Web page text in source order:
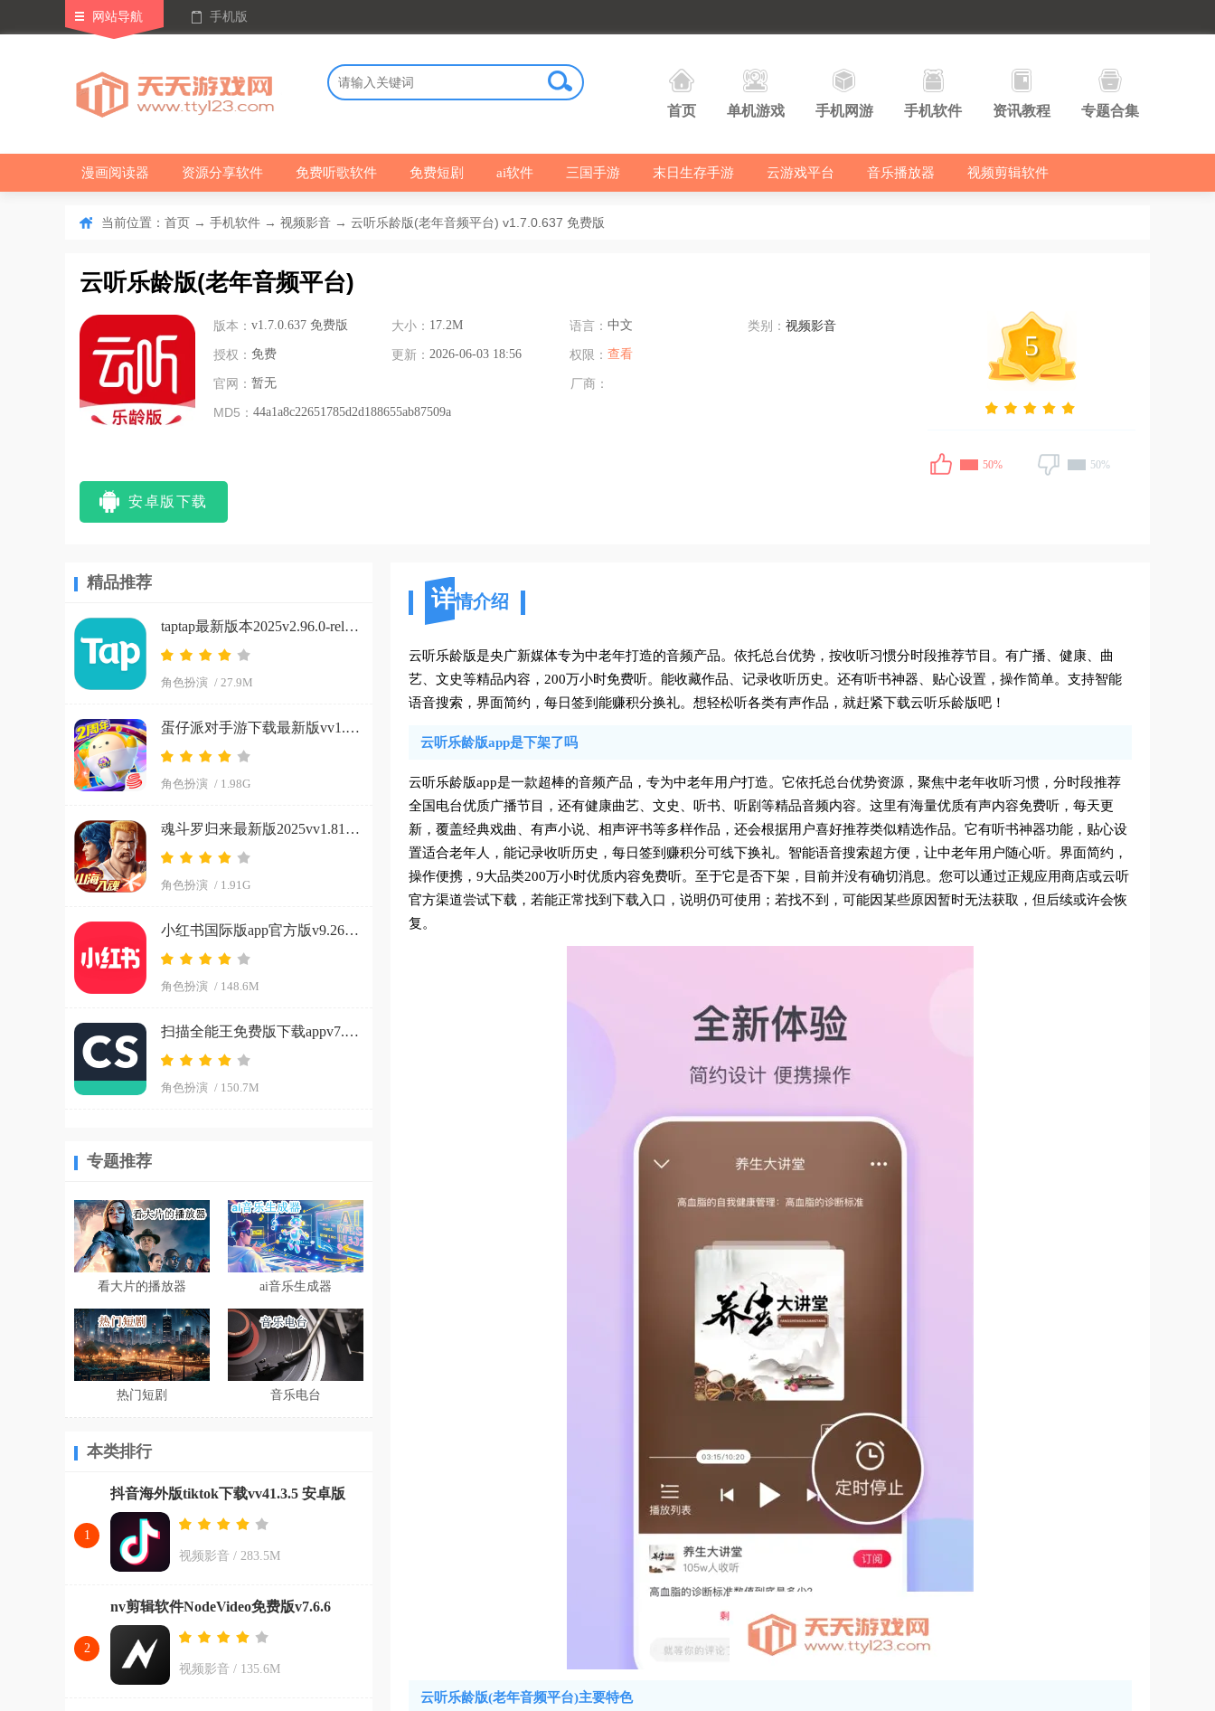
网站导航 手机版
首页 单机游戏 手机网游 手机软件 资讯教程 专题合集
漫画阅读器 资源分享软件 免费听歌软件 免费短剧 ai软件 三国手游 末日生存手游 云游戏平台 音乐播放器 视频剪辑软件
当前位置： 首页 → 手机软件 → 视频影音 → 云听乐龄版(老年音频平台) v1.7.0.637 免费版
云听乐龄版(老年音频平台)
版本： v1.7.0.637 免费版 大小： 17.2M 语言： 中文 类别： 视频影音
授权： 免费 更新： 2026-06-03 18:56 权限： 查看
官网： 暂无
厂商：
MD5： 44a1a8c22651785d2d188655ab87509a
安卓版下载
5
50% 50%
精品推荐
taptap最新版本2025v2.96.0-rel#100200-mkt#100300-rel#100000-rel#100100-mkt#100100-rel#100200-mkt#100100 手机版
角色扮演 / 27.9M
蛋仔派对手游下载最新版vv1.0.266 手机版
角色扮演 / 1.98G
魂斗罗归来最新版2025vv1.81.133.8468 官方正版
角色扮演 / 1.91G
小红书国际版app官方版v9.26.0 官方正版
角色扮演 / 148.6M
扫描全能王免费版下载appv7.15.0.2604020000 安卓版
角色扮演 / 150.7M
专题推荐
看大片的播放器 ai音乐生成器
热门短剧 音乐电台
本类排行
1
抖音海外版tiktok下载vv41.3.5 安卓版
视频影音 / 283.5M
2
nv剪辑软件NodeVideo免费版v7.6.6
视频影音 / 135.6M
详情介绍
云听乐龄版是央广新媒体专为中老年打造的音频产品。依托总台优势，按收听习惯分时段推荐节目。有广播、健康、曲
艺、文史等精品内容，200万小时免费听。能收藏作品、记录收听历史。还有听书神器、贴心设置，操作简单。支持智能
语音搜索，界面简约，每日签到能赚积分换礼。想轻松听各类有声作品，就赶紧下载云听乐龄版吧！
云听乐龄版app是下架了吗
云听乐龄版app是一款超棒的音频产品，专为中老年用户打造。它依托总台优势资源，聚焦中老年收听习惯，分时段推荐
全国电台优质广播节目，还有健康曲艺、文史、听书、听剧等精品音频内容。这里有海量优质有声内容免费听，每天更
新，覆盖经典戏曲、有声小说、相声评书等多样作品，还会根据用户喜好推荐类似精选作品。它有听书神器功能，贴心设
置适合老年人，能记录收听历史，每日签到赚积分可线下换礼。智能语音搜索超方便，让中老年用户随心听。界面简约，
操作便携，9大品类200万小时优质内容免费听。至于它是否下架，目前并没有确切消息。您可以通过正规应用商店或云听
官方渠道尝试下载，若能正常找到下载入口，说明仍可使用；若找不到，可能因某些原因暂时无法获取，但后续或许会恢
复。
云听乐龄版(老年音频平台)主要特色